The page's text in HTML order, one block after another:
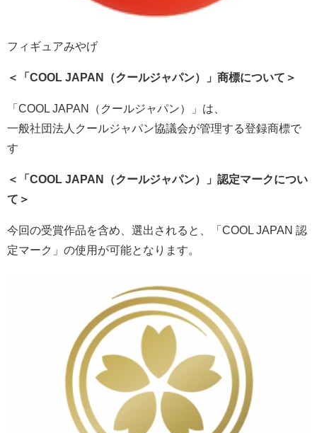
フィギュアみやげ
＜「COOL JAPAN（クールジャパン）」商標について＞
「COOL JAPAN（クールジャパン）」は、
一般社団法人クールジャパン協議会が管理する登録商標で
す
＜「COOL JAPAN（クールジャパン）」認定マークについ
て＞
今回の受賞作品を含め、選出されると、「COOL JAPAN 認
定マーク」の使用が可能となります。